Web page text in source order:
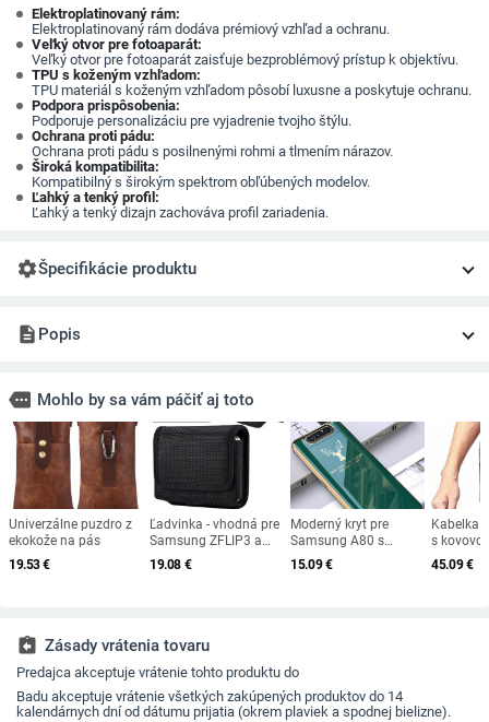
Elektroplatinovaný rám:
Elektroplatinovaný rám dodáva prémiový vzhľad a ochranu.
Veľký otvor pre fotoaparát:
Veľký otvor pre fotoaparát zaisťuje bezproblémový prístup k objektívu.
TPU s koženým vzhľadom:
TPU materiál s koženým vzhľadom pôsobí luxusne a poskytuje ochranu.
Podpora prispôsobenia:
Podporuje personalizáciu pre vyjadrenie tvojho štýlu.
Ochrana proti pádu:
Ochrana proti pádu s posilnenými rohmi a tlmením nárazov.
Široká kompatibilita:
Kompatibilný s širokým spektrom obľúbených modelov.
Ľahký a tenký profil:
Ľahký a tenký dizajn zachováva profil zariadenia.
settingsŠpecifikácie produktu
description Popis
more Mohlo by sa vám páčiť aj toto
Univerzálne puzdro z
ekokože na pás
19.53€
Ľadvinka - vhodná pre
Samsung ZFLIP3 a
Huawei P50
19.08 €
Moderný kryt pre
Samsung A80 s
aplikáciou a nápisom
15.09€
Kabelka
s
45.09€
assignment_return Zásady vrátenia tovaru
Predajca akceptuje vrátenie tohto produktu do
Badu akceptuje vrátenie všetkých zakúpených produktov do 14
kalendárnych dní od dátumu prijatia (okrem plaviek a spodnej bielizne).